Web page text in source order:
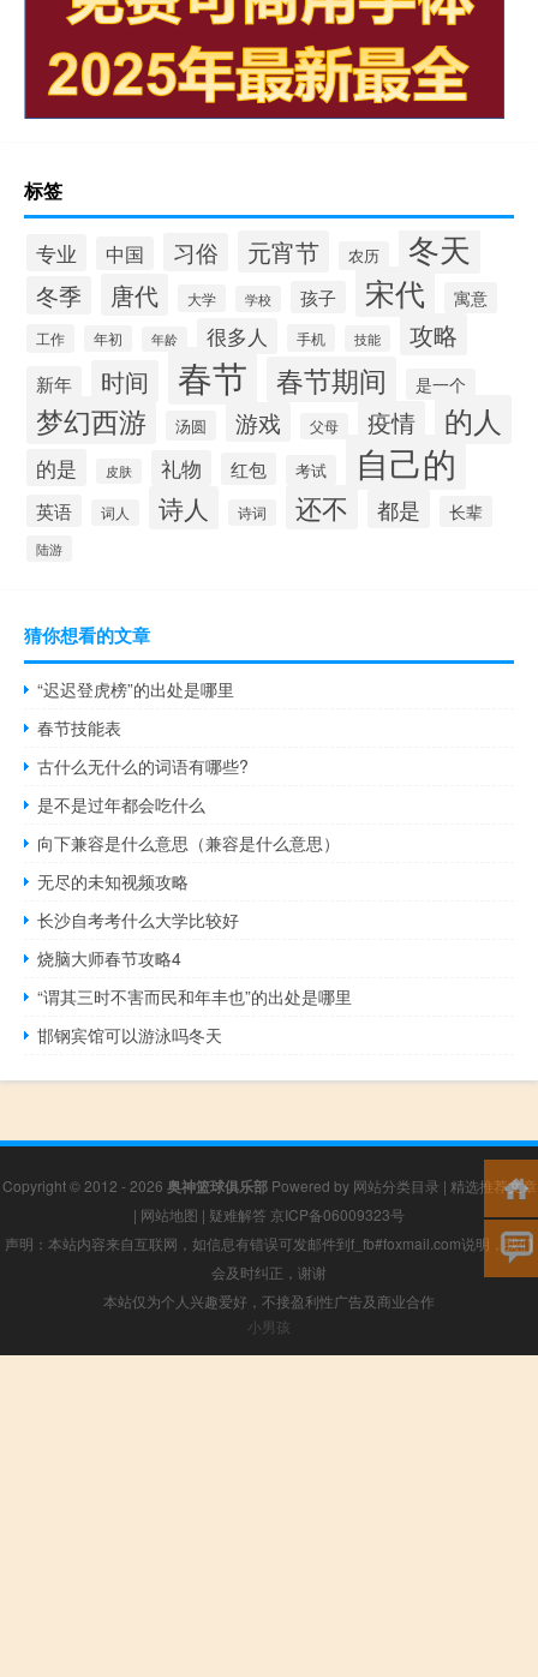
标签
专业 中国 习俗 元宵节 农历 冬天
冬季 唐代 大学 学校 孩子 宋代 寓意
工作 年初 年龄 很多人 手机 技能 攻略
新年 时间 春节 春节期间 是一个
梦幻西游 汤圆 游戏 父母 疫情 的人
的是 皮肤 礼物 红包 考试 自己的
英语 词人 诗人 诗词 还不 都是 长辈
陆游
猜你想看的文章
“迟迟登虎榜”的出处是哪里
春节技能表
古什么无什么的词语有哪些?
是不是过年都会吃什么
向下兼容是什么意思（兼容是什么意思）
无尽的未知视频攻略
长沙自考考什么大学比较好
烧脑大师春节攻略4
“谓其三时不害而民和年丰也”的出处是哪里
邯钢宾馆可以游泳吗冬天
Copyright © 2012 - 2026 奥神篮球俱乐部Powered by 网站分类目录 | 精选推荐文章
| 网站地图 | 疑难解答 京ICP备06009323号
声明：本站内容来自互联网，如信息有错误可发邮件到f_fb#foxmail.com说明，我们
会及时纠正，谢谢
本站仅为个人兴趣爱好，不接盈利性广告及商业合作
小男孩